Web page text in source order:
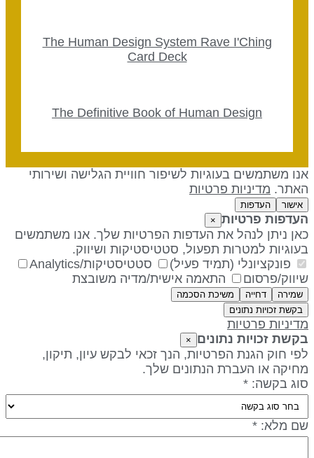
The Human Design System Rave I'Ching
Card Deck
The Definitive Book of Human Design
משתמשים בעוגיות לשיפור חוויית הגלישה ושירותי
מדיניות פרטיות
אישור העדפות
פרטיות ×
ניתן לנהל את העדפות הפרטיות שלך. אנו משתמשים
למטרות תפעול, סטטיסטיקות ושיווק.
פונקציונלי (תמיד פעיל)
סטטיסטיקות/Analytics
פרסום
התאמה אישית/מדיה משובצת
שמירה דחייה
משיכת הסכמה
בקשת זכויות נתונים
פרטיות
זכויות נתונים
חוק הגנת הפרטיות, הנך זכאי לבקש עיון, תיקון,
או העברת הנתונים שלך.
בקשה: *
מלא: *